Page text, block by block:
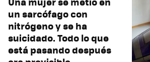
un sarcófago con
nitrógeno y se ha
suicidado. Todo lo que
está pasando después